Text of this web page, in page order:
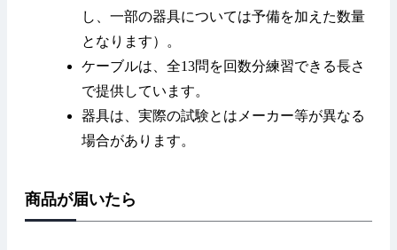
し、一部の器具については予備を加えた数量
となります）。
ケーブルは、全13問を回数分練習できる長さ
で提供しています。
器具は、実際の試験とはメーカー等が異なる
場合があります。
商品が届いたら